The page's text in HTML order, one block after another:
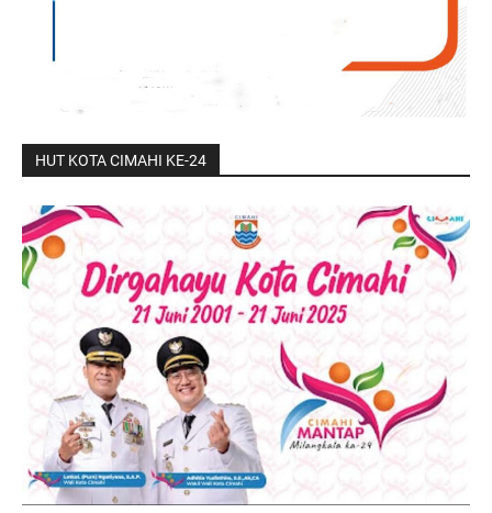
HUT KOTA CIMAHI KE-24